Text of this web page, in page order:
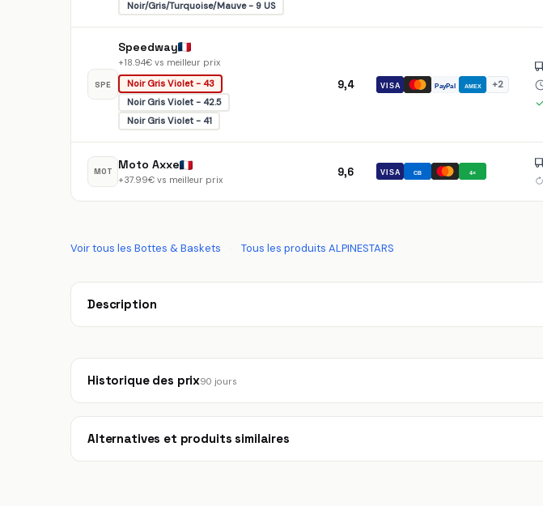
Noir/Gris/Turquoise/Mauve - 9 US
SPE
Speedway
+18.94€ vs meilleur prix
Noir Gris Violet - 43
Noir Gris Violet - 42.5
Noir Gris Violet - 41
9,4 VISA PayPal AMEX +2
MOT Moto Axxe
+37.99€ vs meilleur prix
9,6 VISA CB 4×
Voir tous les Bottes & Baskets · Tous les produits ALPINESTARS
Description
Historique des prix90 jours
Alternatives et produits similaires